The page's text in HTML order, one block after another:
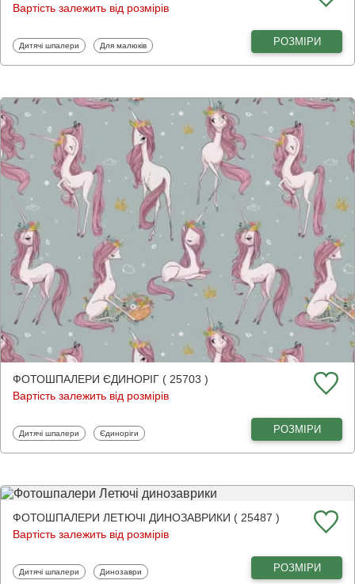
Вартість залежить від розмірів
Фотошпалери
Дитячі шпалери Фотошпалери
Для малюків РОЗМІРИ
ФОТОШПАЛЕРИ ЄДИНОРІГ ( 25703 )
Вартість залежить від розмірів
Фотошпалери
Дитячі шпалери Фотошпалери
Єдиноріги РОЗМІРИ
ФОТОШПАЛЕРИ ЛЕТЮЧІ ДИНОЗАВРИКИ ( 25487 )
Вартість залежить від розмірів
Фотошпалери
Дитячі шпалери Фотошпалери
Динозаври РОЗМІРИ